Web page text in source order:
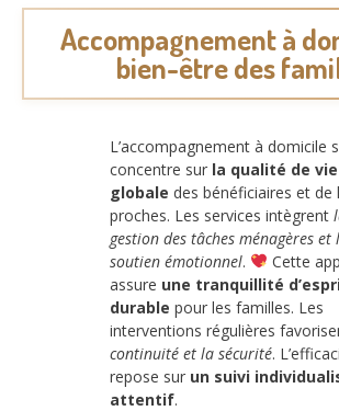
Accompagnement à
bien-être des
L’accompagnement à domicile
concentre sur la qualité de vie
globale des bénéficiaires et de
proches. Les services intègrent
gestion des tâches ménagères et
soutien émotionnel.
Cette
assure une tranquillité
durable pour les familles. Les
interventions régulières
continuité et la sécurité.
repose sur un suivi
attentif.